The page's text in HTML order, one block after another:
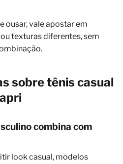
ousar, vale apostar em
texturas diferentes, sem
sobre tênis casual
combina com
look casual, modelos